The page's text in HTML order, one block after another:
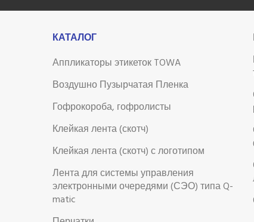
КАТАЛОГ
Аппликаторы этикеток TOWA
Воздушно Пузырчатая Пленка
Гофрокороба, гофролисты
Клейкая лента (скотч)
Клейкая лента (скотч) с логотипом
Лента для системы управления
электронными очередями (СЭО) типа Q-
matic